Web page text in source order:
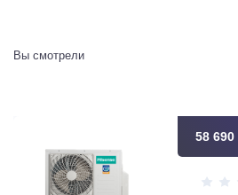
Вы смотрели
58 690